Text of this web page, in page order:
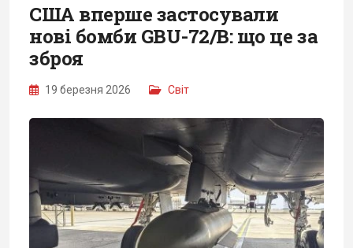
США вперше застосували
нові бомби GBU-72/B: що це за
зброя
19 березня 2026 Світ